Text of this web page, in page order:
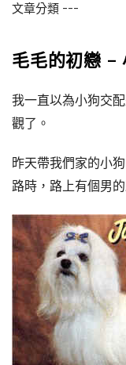
文章分類 ---
毛毛的初戀 –
我一直以為小狗交
觀了。
昨天帶我們家的小
路時，路上有個男